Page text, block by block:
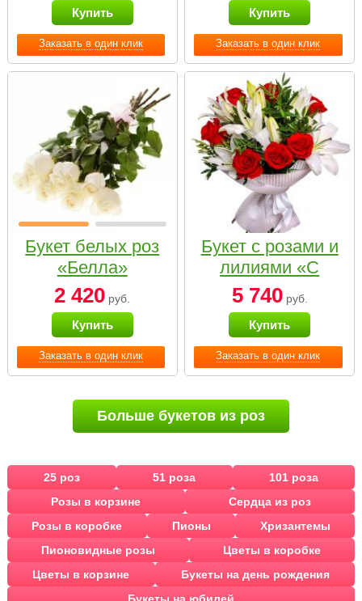
Заказать в один клик
Купить
Заказать в один клик
Купить
Заказать в один клик
Букет белых роз
«Белла»
2 420 руб.
Купить
Заказать в один клик
Букет с розами и
лилиями «С
наилучшими
пожеланиями»
5 740руб.
Купить
Больше букетов из роз
25 роз 51 роза
101 роза
Розы в корзине
Сердца из роз
Розы в коробке
Пионы
Хризантемы
Пионовидные розы
Цветы в коробке
Цветы в корзине
Букеты на день рождения
Букеты на юбилей